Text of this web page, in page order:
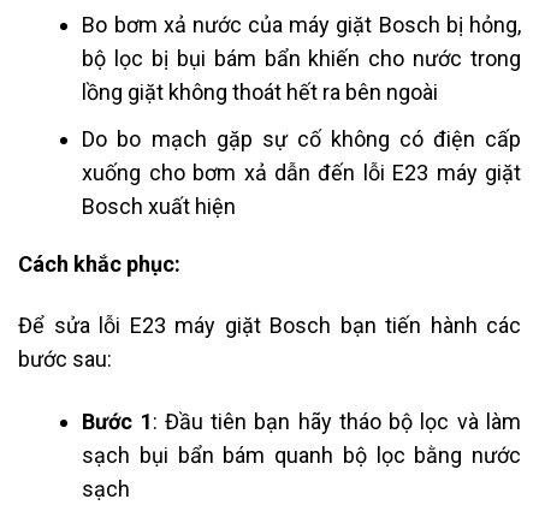
Bo bơm xả nước của máy giặt Bosch bị hỏng,
bộ lọc bị bụi bám bẩn khiến cho nước trong
lồng giặt không thoát hết ra bên ngoài
Do bo mạch gặp sự cố không có điện cấp
xuống cho bơm xả dẫn đến lỗi E23 máy giặt
Bosch xuất hiện
Cách khắc phục:
Để sửa lỗi E23 máy giặt Bosch bạn tiến hành các
bước sau:
Bước 1: Đầu tiên bạn hãy tháo bộ lọc và làm
sạch bụi bẩn bám quanh bộ lọc bằng nước
sạch